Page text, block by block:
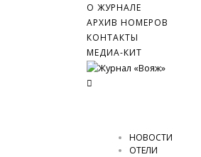
О ЖУРНАЛЕ
АРХИВ НОМЕРОВ
КОНТАКТЫ
МЕДИА-КИТ
НОВОСТИ
ОТЕЛИ